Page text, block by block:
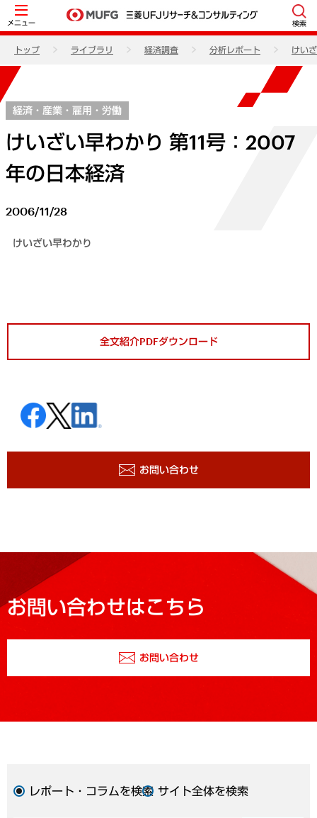
メニュー 検索
トップ ライブラリ 経済調査 分析レポート けい
経済・産業・雇用・労働
けいざい早わかり 第11号：2007
年の日本経済
2006/11/28
けいざい早わかり
全文紹介PDFダウンロード
お問い合わせ
お問い合わせはこちら
お問い合わせ
レポート・コラムを検索 サイト全体を検索